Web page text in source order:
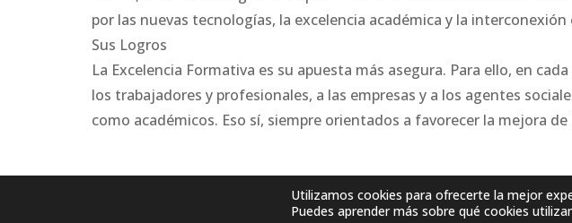
por las nuevas tecnologías, la excelencia académica y la
Sus Logros
La Excelencia Formativa es su apuesta más asegura. Para ello, en
los trabajadores y profesionales, a las empresas y a los agentes
como académicos. Eso sí, siempre orientados a favorecer la mejora
Utilizamos cookies para ofrecerte la mejor
Puedes aprender más sobre qué cookies